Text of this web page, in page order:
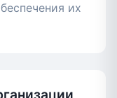
их